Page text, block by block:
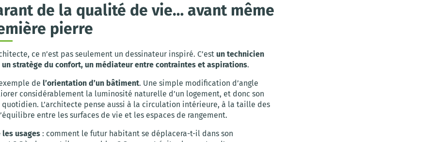
de la qualité de vie… avant même
pierre
ce n’est pas seulement un dessinateur inspiré. C’est un technicien
un stratège du confort, un médiateur entre contraintes et aspirations.
de l’orientation d’un bâtiment. Une simple modification d’angle
considérablement la luminosité naturelle d’un logement, et donc son
quotidien. L’architecte pense aussi à la circulation intérieure, à la taille des
entre les surfaces de vie et les espaces de rangement.
usages : comment le futur habitant se déplacera-t-il dans son